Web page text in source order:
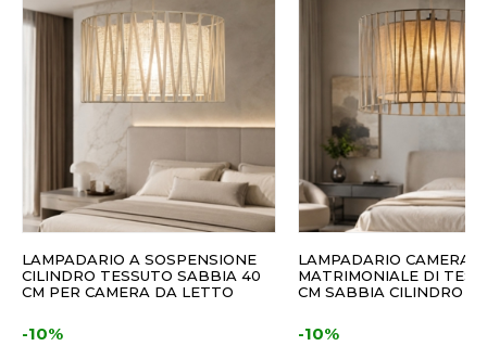
LAMPADARIO A SOSPENSIONE
CILINDRO TESSUTO SABBIA 40
CM PER CAMERA DA LETTO
-10%
LAMPADARIO CAMERA
MATRIMONIALE DI
CM SABBIA CILINDRO
-10%